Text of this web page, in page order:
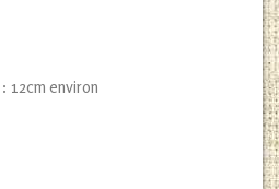
: 12cm environ